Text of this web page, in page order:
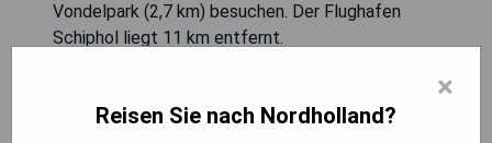
Vondelpark (2,7 km) besuchen. Der Flughafen
Schiphol liegt 11 km entfernt.
- Kostenlose Wi-Fi-Zugang
×
Reisen Sie nach Nordholland?